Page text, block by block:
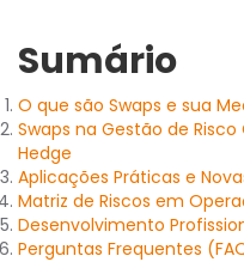
Sumário
O que são Swaps e sua
Swaps na Gestão de
Hedge
Aplicações Práticas e
Matriz de Riscos em
Desenvolvimento
Perguntas Frequentes